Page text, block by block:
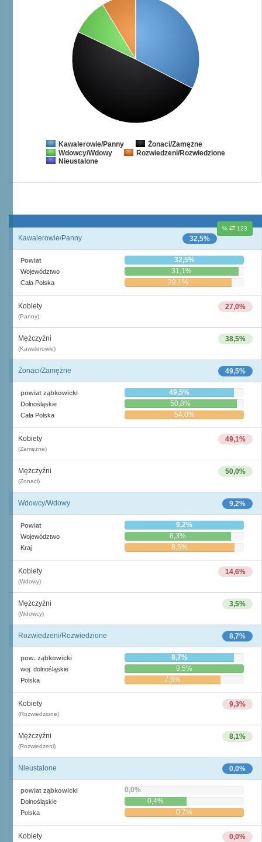
Kawalerowie/Panny Żonaci/Zamężne
Wdowcy/Wdowy
Rozwiedzeni/Rozwiedzione
Nieustalone
% 123
32,5%
Kawalerowie/Panny
Powiat 32,5%
Województwo 31,1%
Cała Polska 29,1%
27,0%
Kobiety
(Panny)
38,5%
Mężczyźni
(Kawalerowie)
49,5%
Żonaci/Zamężne
powiat ząbkowicki 49,5%
Dolnośląskie 50,8%
Cała Polska 54,0%
49,1%
Kobiety
(Zamężne)
50,0%
Mężczyźni
(Żonaci)
9,2%
Wdowcy/Wdowy
Powiat 9,2%
Województwo 8,3%
Kraj 8,5%
14,6%
Kobiety
(Wdowy)
3,5%
Mężczyźni
(Wdowcy)
8,7%
Rozwiedzeni/Rozwiedzione
pow. ząbkowicki 8,7%
woj. dolnośląskie 9,5%
Polska 7,6%
9,3%
Kobiety
(Rozwiedzione)
8,1%
Mężczyźni
(Rozwiedzeni)
0,0%
Nieustalone
powiat ząbkowicki 0,0%
Dolnośląskie 0,4%
Polska 0,7%
0,0%
Kobiety